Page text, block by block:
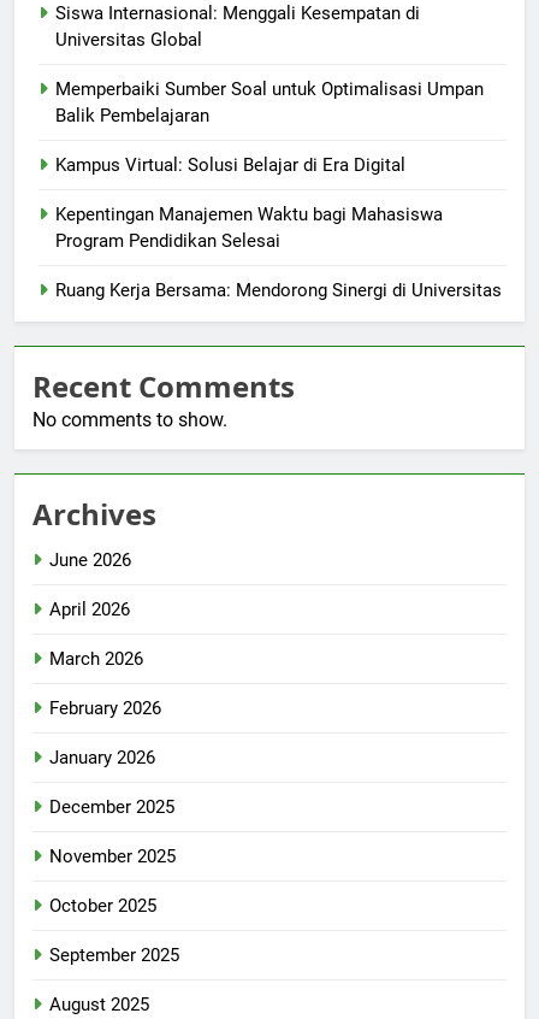
Siswa Internasional: Menggali Kesempatan di
Universitas Global
Memperbaiki Sumber Soal untuk Optimalisasi Umpan
Balik Pembelajaran
Kampus Virtual: Solusi Belajar di Era Digital
Kepentingan Manajemen Waktu bagi Mahasiswa
Program Pendidikan Selesai
Ruang Kerja Bersama: Mendorong Sinergi di Universitas
Recent Comments
No comments to show.
Archives
June 2026
April 2026
March 2026
February 2026
January 2026
December 2025
November 2025
October 2025
September 2025
August 2025